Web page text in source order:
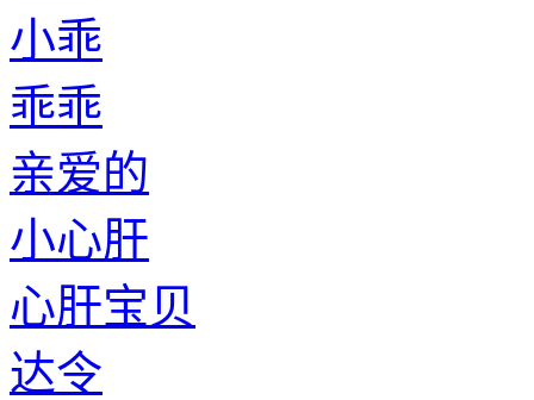
小乖
乖乖
亲爱的
小心肝
心肝宝贝
达令